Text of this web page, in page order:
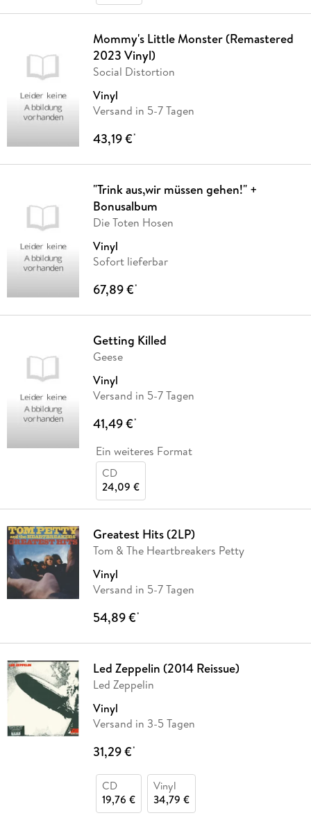
Mommy's Little Monster (Remastered
2023 Vinyl)
Social Distortion
Vinyl
Versand in 5-7 Tagen
43,19 €*
"Trink aus,wir müssen gehen!" +
Bonusalbum
Die Toten Hosen
Vinyl
Sofort lieferbar
67,89 €*
Getting Killed
Geese
Vinyl
Versand in 5-7 Tagen
41,49 €*
Ein weiteres Format
CD
24,09 €
Greatest Hits (2LP)
Tom & The Heartbreakers Petty
Vinyl
Versand in 5-7 Tagen
54,89 €*
Led Zeppelin (2014 Reissue)
Led Zeppelin
Vinyl
Versand in 3-5 Tagen
31,29 €*
CD
19,76 €
Vinyl
34,79 €